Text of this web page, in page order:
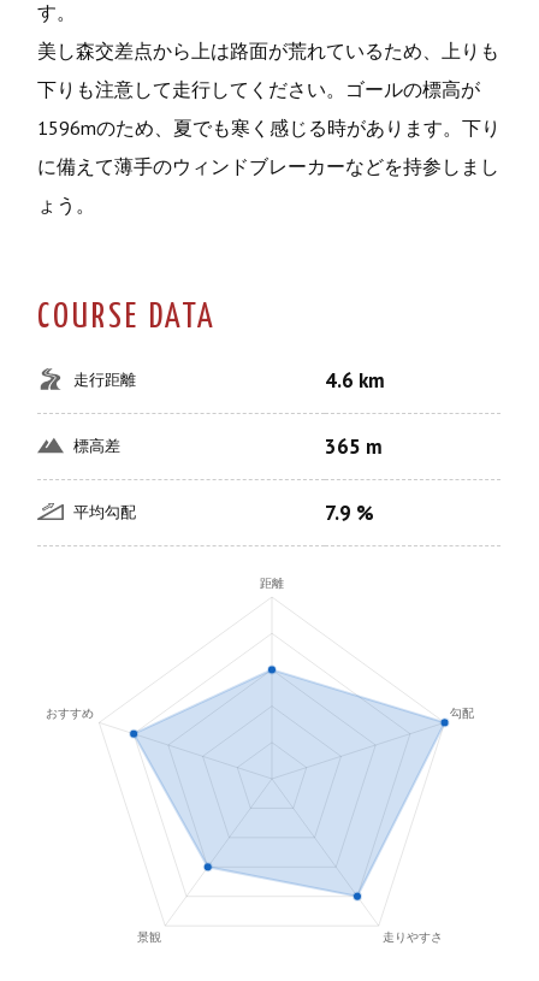
す。
美し森交差点から上は路面が荒れているため、上りも
下りも注意して走行してください。ゴールの標高が
1596mのため、夏でも寒く感じる時があります。下り
に備えて薄手のウィンドブレーカーなどを持参しまし
ょう。
COURSE DATA
走行距離 4.6 km
標高差 365 m
平均勾配 7.9 %